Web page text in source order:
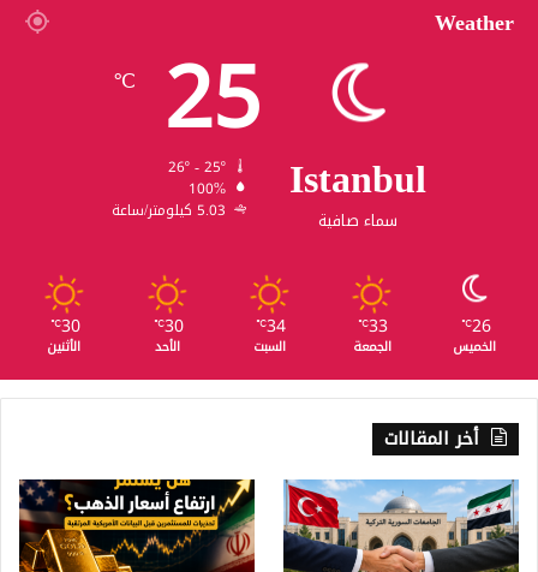
Weather
Istanbul
سماء صافية
25
℃
100%
5.03 كيلومتر/ساعة
26
℃
الخميس
33
℃
الجمعة
34
℃
السبت
30
℃
الأحد
30
℃
الأثنين
أخر المقالات